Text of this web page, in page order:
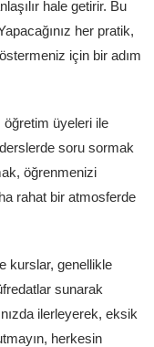
hale getirir. Bu
her pratik,
için bir adım
üyeleri ile
soru sormak
öğrenmenizi
rahat bir atmosferde
kurslar, genellikle
sunarak
ilerleyerek, eksik
herkesin